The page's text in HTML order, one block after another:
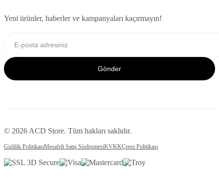
Yeni ürünler, haberler ve kampanyaları kaçırmayın!
Gönder
© 2026 ACD Store. Tüm hakları saklıdır.
Gizlilik PolitikasıMesafeli Satış SözleşmesiKVKKÇerez Politikası